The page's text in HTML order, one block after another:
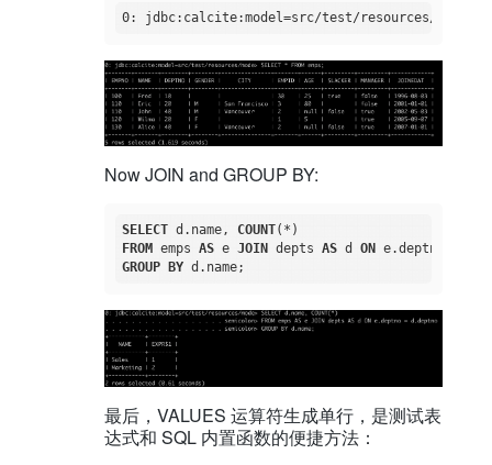
Now JOIN and GROUP BY:
SELECT d.name, COUNT
FROM emps AS e JOIN depts AS d ON
GROUP
BY
最后，VALUES 运算符生成单行，是测试表
达式和 SQL 内置函数的便捷方法：